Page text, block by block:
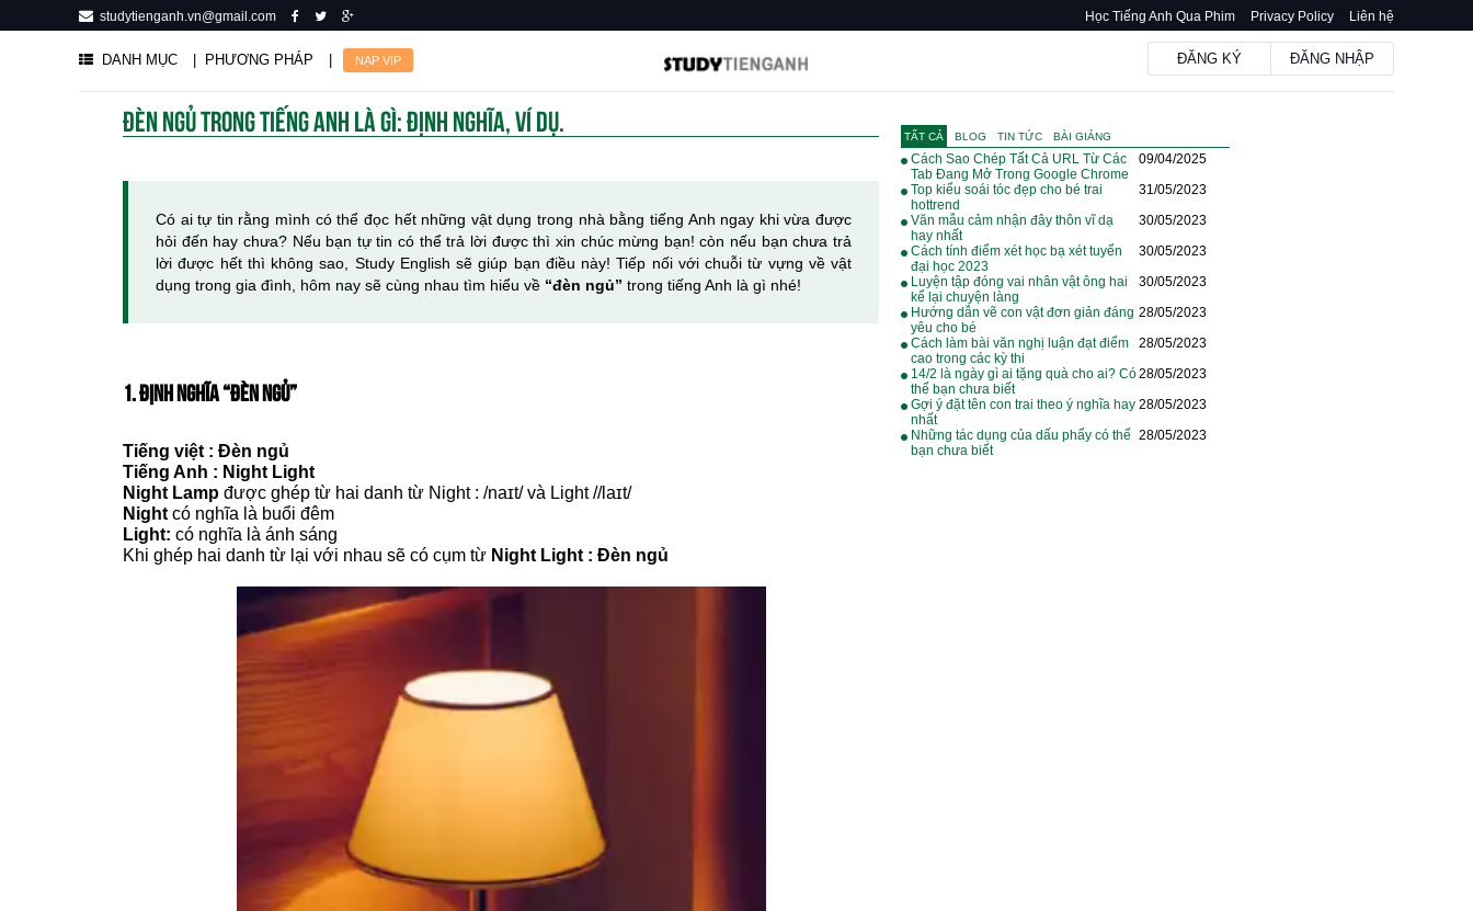
studytienganh.vn@gmail.com Học Tiếng Anh Qua Phim Privacy Policy Liên hệ
DANH MỤC | PHƯƠNG PHÁP NẠP VIP ĐĂNG KÝ ĐĂNG NHẬP
ĐÈN NGỦ TRONG TIẾNG ANH LÀ GÌ: ĐỊNH NGHĨA, VÍ DỤ.
Có ai tự tin rằng mình có thể đọc hết những vật dụng trong nhà bằng tiếng Anh ngay khi vừa được
hỏi đến hay chưa? Nếu bạn tự tin có thể trả lời được thì xin chúc mừng bạn! còn nếu bạn chưa trả
lời được hết thì không sao, Study English sẽ giúp bạn điều này! Tiếp nối với chuỗi từ vựng về vật
dụng trong gia đình, hôm nay sẽ cùng nhau tìm hiểu về “đèn ngủ” trong tiếng Anh là gì nhé!
1. ĐỊNH NGHĨA “ĐÈN NGỦ”
Tiếng việt : Đèn ngủ
Tiếng Anh : Night Light
Night Lamp được ghép từ hai danh từ Night : /naɪt/ và Light //laɪt/
Night có nghĩa là buổi đêm
Light: có nghĩa là ánh sáng
Khi ghép hai danh từ lại với nhau sẽ có cụm từ Night Light : Đèn ngủ
TẤT CẢ BLOG TIN TỨC BÀI GIẢNG
Cách Sao Chép Tất Cả URL Từ Các
Tab Đang Mở Trong Google Chrome
09/04/2025
Top kiểu soái tóc đẹp cho bé trai
hottrend
31/05/2023
Văn mẫu cảm nhận đây thôn vĩ dạ
hay nhất
30/05/2023
Cách tính điểm xét học bạ xét tuyển
đại học 2023
30/05/2023
Luyện tập đóng vai nhân vật ông hai
kể lại chuyện làng
30/05/2023
Hướng dẫn vẽ con vật đơn giản đáng
yêu cho bé
28/05/2023
Cách làm bài văn nghị luận đạt điểm
cao trong các kỳ thi
28/05/2023
14/2 là ngày gì ai tặng quà cho ai? Có
thể bạn chưa biết
28/05/2023
Gợi ý đặt tên con trai theo ý nghĩa hay
nhất
28/05/2023
Những tác dụng của dấu phẩy có thể
bạn chưa biết
28/05/2023